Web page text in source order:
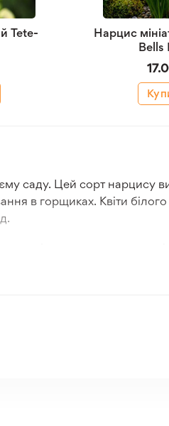
Tete-
Нарцис
Bells
саду. Цей сорт нарцису
в горщиках. Квіти білого
для розвитку та
помірний клімат для